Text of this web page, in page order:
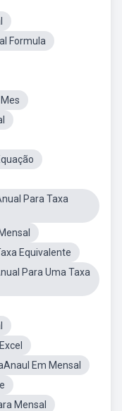
Formula
Para Taxa
Equivalente
Para Uma Taxa
Em Mensal
Mensal